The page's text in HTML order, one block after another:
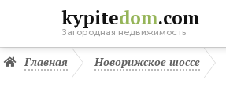
kypitedom.com
Загородная недвижимость
Главная Новорижское шоссе